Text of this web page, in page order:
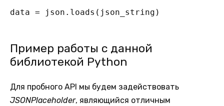
data = json.loads(json_string)
Пример работы с данной
библиотекой Python
Для пробного API мы будем задействовать
JSONPlaceholder, являющийся отличным